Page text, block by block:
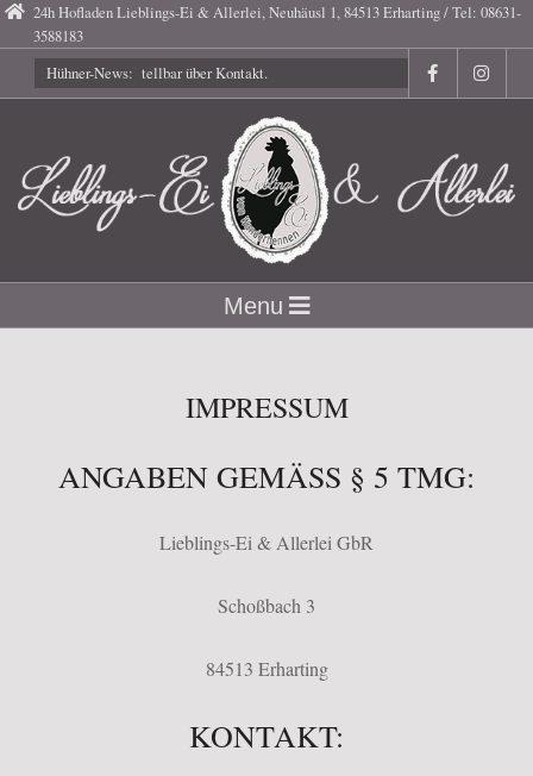
Skip
to
content
24h Hofladen Lieblings-Ei & Allerlei, Neuhäusl 1, 84513 Erharting / Tel: 08631-
3588183
Hühner-News:
Gutscheine bestellbar über Kontakt.
Lieblings-
Navigation
Menu
IMPRESSUM
ANGABEN GEMÄSS § 5 TMG:
Lieblings-Ei & Allerlei GbR
Schoßbach 3
84513 Erharting
KONTAKT: